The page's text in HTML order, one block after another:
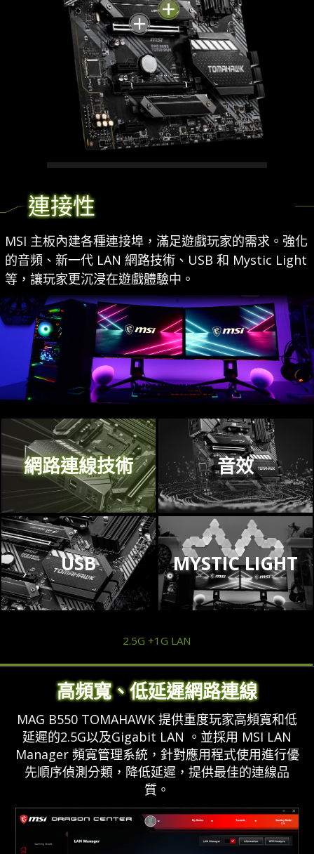
LIGHTNING GEN 4 M.2
MSI B550主板相容第三代Ryzen處理
器，支援市場上最快、最新的
Lightning Gen4 M.2 解決方案，傳輸
速度高達 64 Gb/s。
連接性
MSI 主板內建各種連接埠，滿足遊戲玩家的需求。強化
的音頻、新一代 LAN 網路技術、USB 和 Mystic Light
等，讓玩家更沉浸在遊戲體驗中。
網路連線技術 音效
USB MYSTIC LIGHT
2.5G +1G LAN
高頻寬、低延遲網路連線
MAG B550 TOMAHAWK 提供重度玩家高頻寬和低
延遲的2.5G以及Gigabit LAN 。並採用 MSI LAN
Manager 頻寬管理系統，針對應用程式使用進行優
先順序偵測分類，降低延遲，提供最佳的連線品
質。